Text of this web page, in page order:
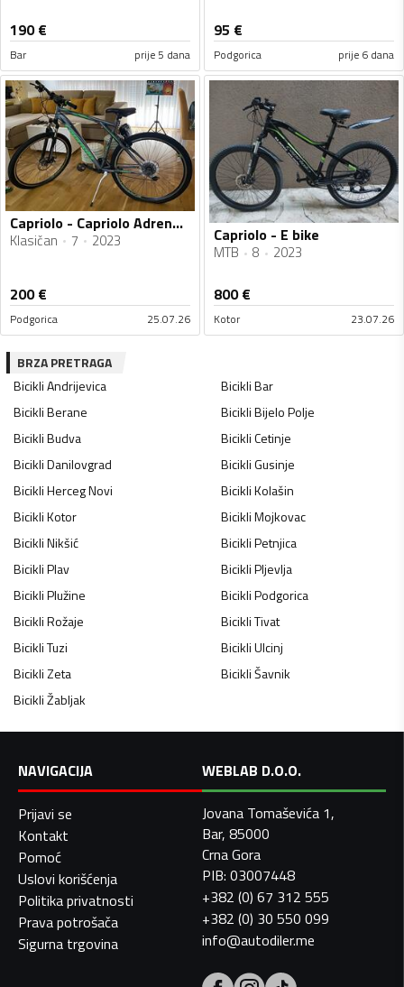
190€
Bar prije 5 dana
95 €
Podgorica prije 6 dana
Capriolo - Capriolo Adrenalin 29x2.1
Klasičan 7 2023
200€
Podgorica 25.07.26
Capriolo - E bike
MTB 8 2023
800€
Kotor 23.07.26
BRZA PRETRAGA
BicikliAndrijevica BicikliBar
BicikliBerane BicikliBijelo Polje
BicikliBudva BicikliCetinje
BicikliDanilovgrad BicikliGusinje
BicikliHerceg Novi BicikliKolašin
BicikliKotor BicikliMojkovac
BicikliNikšić BicikliPetnjica
BicikliPlav BicikliPljevlja
BicikliPlužine BicikliPodgorica
BicikliRožaje BicikliTivat
BicikliTuzi BicikliUlcinj
BicikliZeta BicikliŠavnik
BicikliŽabljak
NAVIGACIJA
Prijavi se
Kontakt
Pomoć
Uslovi korišćenja
Politika privatnosti
Prava potrošača
Sigurna trgovina
WEBLAB D.O.O.
Jovana Tomaševića 1,
Bar, 85000
Crna Gora
PIB: 03007448
+382 (0) 67 312 555
+382 (0) 30 550 099
info@autodiler.me